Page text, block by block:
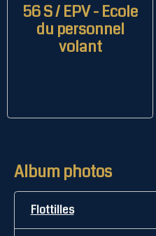
56 S / EPV - Ecole
du personnel
volant
Album photos
Flottilles